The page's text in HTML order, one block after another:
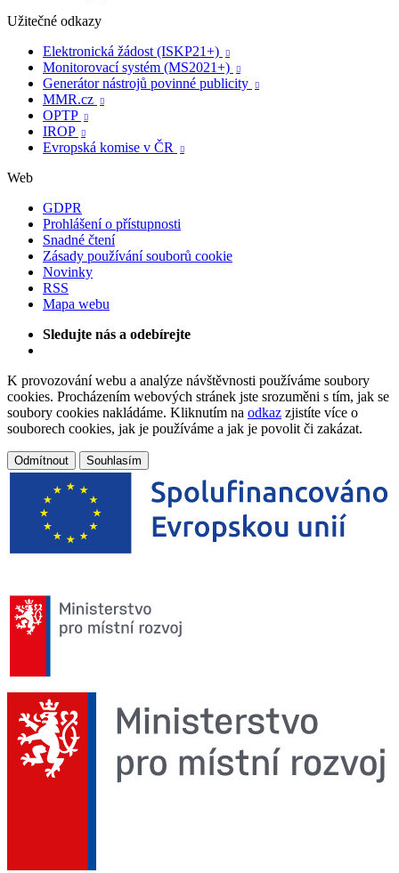
Užitečné odkazy
Elektronická žádost (ISKP21+)

Monitorovací systém (MS2021+) 
Generátor nástrojů povinné publicity 
MMR.cz 
OPTP 
IROP 
Evropská komise v ČR 
Web
GDPR
Prohlášení o přístupnosti
Snadné čtení
Zásady používání souborů cookie
Novinky
RSS
Mapa webu
Sledujte nás a odebírejte
K provozování webu a analýze návštěvnosti používáme soubory
cookies. Procházením webových stránek jste srozuměni s tím, jak se
soubory cookies nakládáme. Kliknutím na odkaz zjistíte více o
souborech cookies, jak je používáme a jak je povolit či zakázat.
Odmítnout Souhlasím